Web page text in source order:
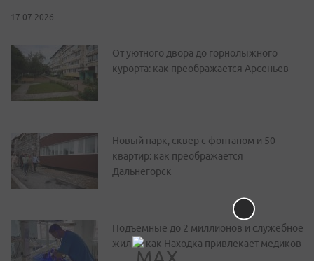
17.07.2026
От уютного двора до горнолыжного
курорта: как преображается Арсеньев
Новый парк, сквер с фонтаном и 50
квартир: как преображается
Дальнегорск
Подъемные до 2 миллионов и служебное
жилье: как Находка привлекает медиков